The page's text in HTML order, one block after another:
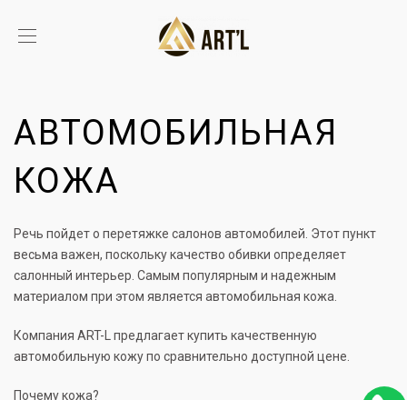
АВТОМОБИЛЬНАЯ
КОЖА
Речь пойдет о перетяжке салонов автомобилей. Этот пункт
весьма важен, поскольку качество обивки определяет
салонный интерьер. Самым популярным и надежным
материалом при этом является автомобильная кожа.
Компания ART-L предлагает купить качественную
автомобильную кожу по сравнительно доступной цене.
Почему кожа?